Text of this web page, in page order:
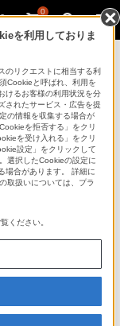
0
知らせ
ティング株式会社
ありがとうござい
ご案内させていた
を利用しておりま
のリクエストに相当する利
Cookieと呼ばれ、利用を
けるお客様の利用状況を分
されたサービス・広告を提
の情報を収集する場合が
を拒否する」をクリ
を受け入れる」をクリ
設定」をクリックして
選択したCookieの設定に
場合があります。 詳細に
取扱いについては、プラ
ください。